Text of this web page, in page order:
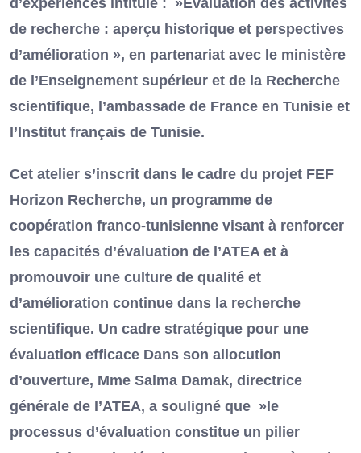
d’expériences intitulé : »Évaluation des activités
de recherche : aperçu historique et perspectives
d’amélioration », en partenariat avec le ministère
de l’Enseignement supérieur et de la Recherche
scientifique, l’ambassade de France en Tunisie et
l’Institut français de Tunisie.
Cet atelier s’inscrit dans le cadre du projet FEF
Horizon Recherche, un programme de
coopération franco-tunisienne visant à renforcer
les capacités d’évaluation de l’ATEA et à
promouvoir une culture de qualité et
d’amélioration continue dans la recherche
scientifique. Un cadre stratégique pour une
évaluation efficace Dans son allocution
d’ouverture, Mme Salma Damak, directrice
générale de l’ATEA, a souligné que »le
processus d’évaluation constitue un pilier